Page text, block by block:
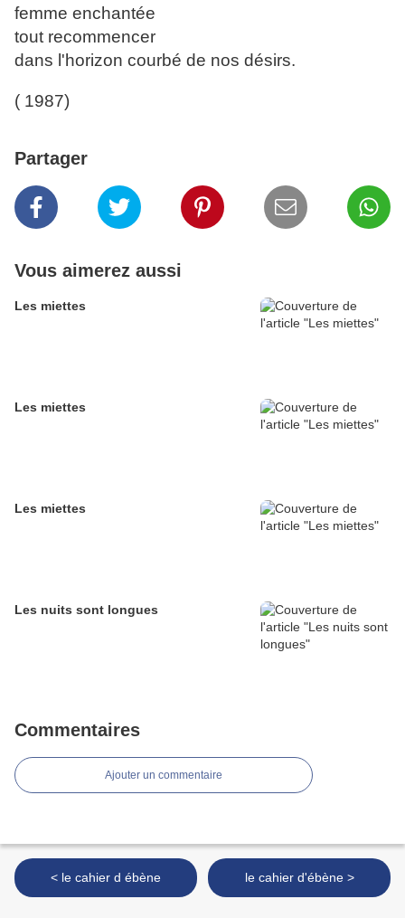
femme enchantée
tout recommencer
dans l'horizon courbé de nos désirs.
( 1987)
Partager
Vous aimerez aussi
Les miettes
Les miettes
Les miettes
Les nuits sont longues
Commentaires
Ajouter un commentaire
< le cahier d ébène le cahier d'ébène >